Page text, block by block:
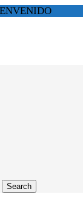
Search